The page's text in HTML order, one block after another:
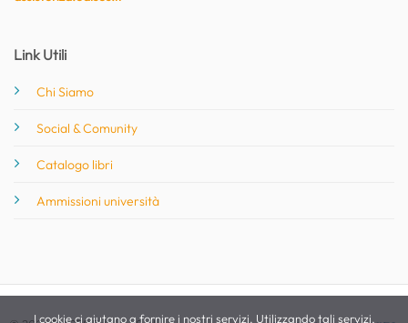
Link Utili
Chi Siamo
Social & Comunity
Catalogo libri
Ammissioni università
I cookie ci aiutano a fornire i nostri servizi. Utilizzando tali servizi,